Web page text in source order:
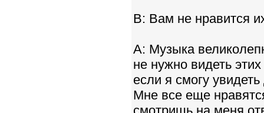
B: Вам не нравится
A: Музыка
не нужно видеть
если я смогу
Мне все еще